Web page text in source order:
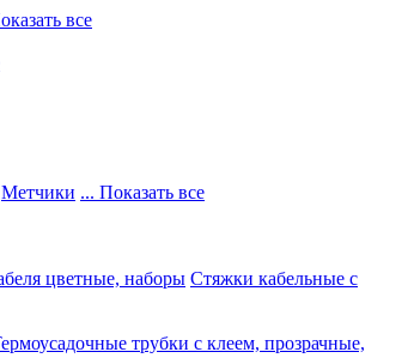
все
Метчики ... Показать все
цветные, наборы Стяжки кабельные с
трубки с клеем, прозрачные,